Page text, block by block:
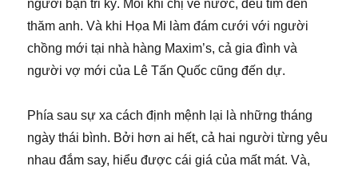
người bạn tri kỷ. Mỗi khi chị về nước, đều tìm đến
thăm anh. Và khi Họa Mi làm đám cưới với người
chồng mới tại nhà hàng Maxim’s, cả gia đình và
người vợ mới của Lê Tấn Quốc cũng đến dự.
Phía sau sự xa cách định mệnh lại là những tháng
ngày thái bình. Bởi hơn ai hết, cả hai người từng yêu
nhau đắm say, hiểu được cái giá của mất mát. Và,